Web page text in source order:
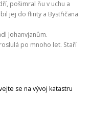
Z OKOLÍ
POČASÍ
pošimral ňu v uchu a
jej do flinty a Bystřičana
Johanvjanům.
po mnoho let. Staří
se na vývoj katastru